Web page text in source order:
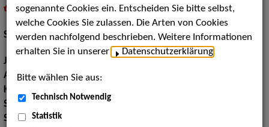
als PDF speichern
inMeine Merklistelegen
Schauspiel:Film und TV
Jahrgang:
Augenfarbe:dunkelbraun
Körpergröße:
Sport:
Boxen, Fußballspielen
Sprachen:Deutsch, Portugiesisch, Englisch
sogenannte Cookies ein. Entscheiden Sie bitte selbst,
welche Cookies Sie zulassen. Die Arten von Cookies
werden nachfolgend beschrieben. Weitere Informationen
erhalten Sie in unserer
Datenschutzerklärung
Bitte wählen Sie aus:
Technisch Notwendig
Statistik